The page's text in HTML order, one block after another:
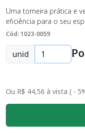
Uma torneira prática e
eficiência para o seu
Cód: 1023-0059
unid
Ou R$ 44,56 à vista ( -